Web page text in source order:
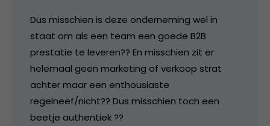
Dus misschien is deze onderneming wel in
staat om als een team een goede B2B
prestatie te leveren?? En misschien zit er
helemaal geen marketing of verkoop strat
achter maar een enthousiaste
regelneef/nicht?? Dus misschien toch een
beetje authentiek ??